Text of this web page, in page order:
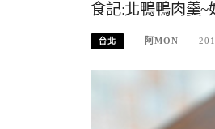
食記:北鴨鴨肉羹
台北 阿MON